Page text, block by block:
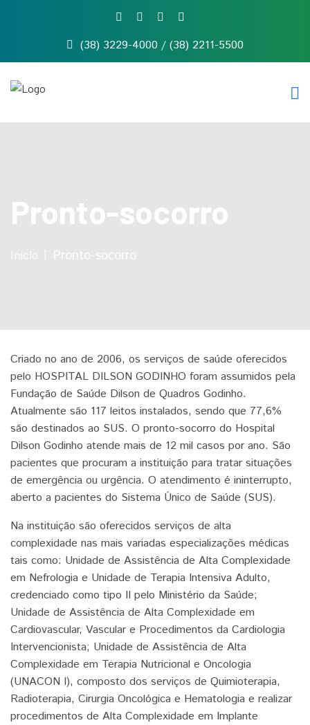
(38) 3229-4000 / (38) 2211-5500
somos
Pronto-socorro
Início Pronto-socorro
Criado no ano de 2006, os serviços de saúde oferecidos
pelo HOSPITAL DILSON GODINHO foram assumidos pela
Fundação de Saúde Dilson de Quadros Godinho.
Atualmente são 117 leitos instalados, sendo que 77,6%
são destinados ao SUS. O pronto-socorro do Hospital
Dilson Godinho atende mais de 12 mil casos por ano. São
pacientes que procuram a instituição para tratar situações
de emergência ou urgência. O atendimento é ininterrupto,
aberto a pacientes do Sistema Único de Saúde (SUS).
Na instituição são oferecidos serviços de alta
complexidade nas mais variadas especializações médicas
tais como: Unidade de Assistência de Alta Complexidade
em Nefrologia e Unidade de Terapia Intensiva Adulto,
credenciado como tipo II pelo Ministério da Saúde;
Unidade de Assistência de Alta Complexidade em
Cardiovascular, Vascular e Procedimentos da Cardiologia
Intervencionista; Unidade de Assistência de Alta
Complexidade em Terapia Nutricional e Oncologia
(UNACON I), composto dos serviços de Quimioterapia,
Radioterapia, Cirurgia Oncológica e Hematologia e realizar
procedimentos de Alta Complexidade em Implante